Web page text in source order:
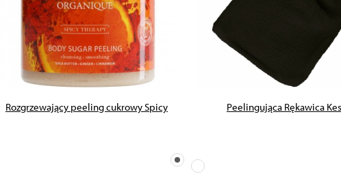
ZOBACZ PRODUKT
Rozgrzewający peeling cukrowy Spicy Peelingująca Rękawica